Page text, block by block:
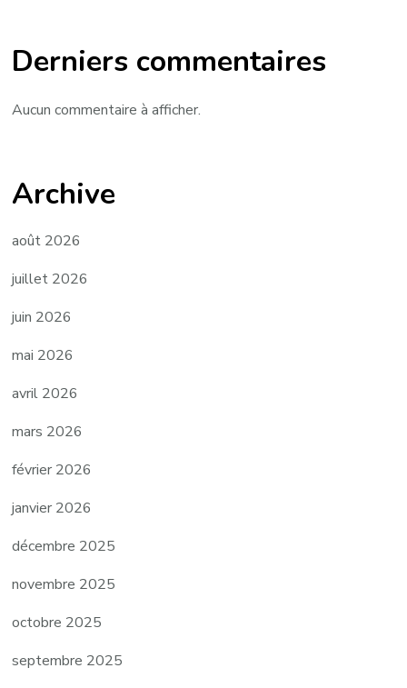
Derniers commentaires
Aucun commentaire à afficher.
Archive
août 2026
juillet 2026
juin 2026
mai 2026
avril 2026
mars 2026
février 2026
janvier 2026
décembre 2025
novembre 2025
octobre 2025
septembre 2025